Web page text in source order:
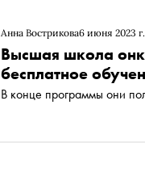
Анна Вострикова6 июня 2023 г.
Высшая школа
бесплатное
В конце программы они